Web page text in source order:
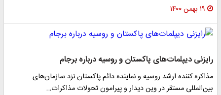
۱۹ بهمن ۱۴۰۰
رایزنی دیپلمات‌های پاکستان و روسیه درباره برجام
مذاکره کننده ارشد روسیه و نماینده دائم پاکستان نزد سازمان‌های
بین‌المللی مستقر در وین دیدار و پیرامون تحولات مذاکرات…